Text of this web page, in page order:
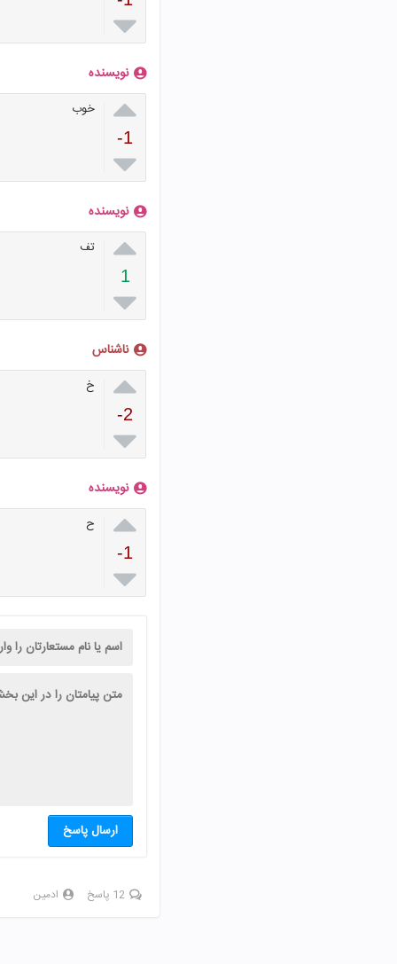

نویسنده

-1

خوب
نویسنده

1

تف
ناشناس

-2

خ
نویسنده

-1

ح
ارسال پاسخ
12 پاسخ ادمین